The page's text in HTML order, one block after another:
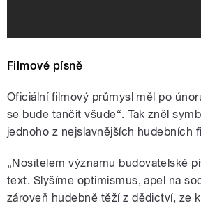
Filmové písně
Oficiální filmový průmysl měl po
se bude tančit všude“. Tak zněl
jednoho z nejslavnějších hudebních
„Nositelem významu budovatelské
text. Slyšíme optimismus, apel na
zároveň hudebně těží z dědictví, ze